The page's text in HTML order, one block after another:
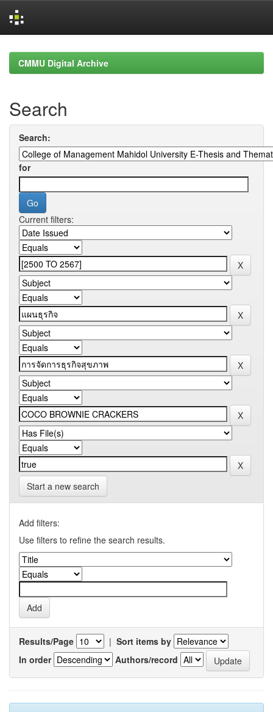
navigationCMMU Digital Archive
Search
Search:
for
Current filters:
Start a new search
Add filters:
Use filters to refine the search results.
Results/Page | Sort items by
In order
Authors/record